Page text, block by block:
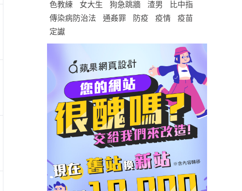
色教練
女大生 狗急跳牆 渣男
比中指
傳染病防治法
通姦罪 防疫 疫情
疫苗
定讞